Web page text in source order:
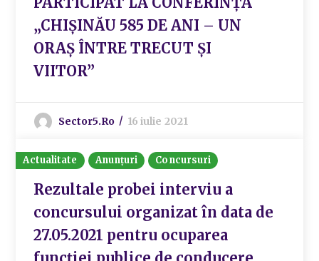
„CHIȘINĂU 585 DE ANI – UN
ORAȘ ÎNTRE TRECUT ȘI
VIITOR”
Sector5.ro 16 iulie 2021
Actualitate Anunțuri Concursuri
Rezultale probei interviu a
concursului organizat în data de
27.05.2021 pentru ocuparea